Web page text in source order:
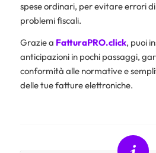
spese ordinari, per evitare errori
problemi fiscali.
Grazie a FatturaPRO.click, puoi
anticipazioni in pochi passaggi,
conformità alle normative e
delle tue fatture elettroniche.